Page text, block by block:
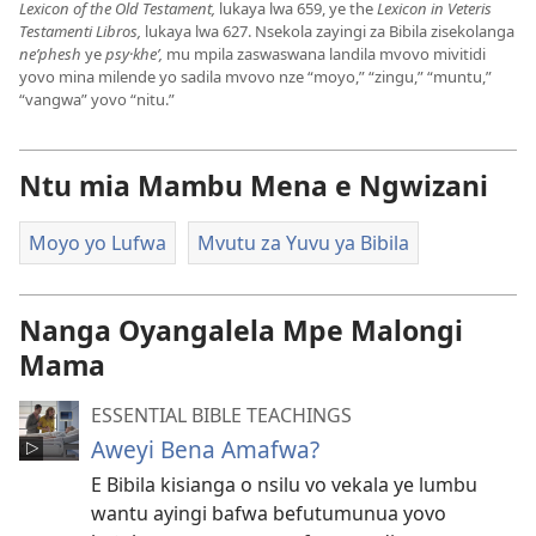
Lexicon of the Old Testament, lukaya lwa 659, ye theLexicon in Veteris
Testamenti Libros, lukaya lwa 627. Nsekola zayingi za Bibila zisekolanga
neʹphesh yepsy·kheʹ, mu mpila zaswaswana landila mvovo mivitidi
yovo mina milende yo sadila mvovo nze “moyo,” “zingu,” “muntu,”
“vangwa” yovo “nitu.”
Ntu mia Mambu Mena e Ngwizani
Moyo yo Lufwa Mvutu za Yuvu ya Bibila
Nanga Oyangalela Mpe Malongi
Mama
ESSENTIAL BIBLE TEACHINGS
Aweyi Bena Amafwa?
E Bibila kisianga o nsilu vo vekala ye lumbu
wantu ayingi bafwa befutumunua yovo